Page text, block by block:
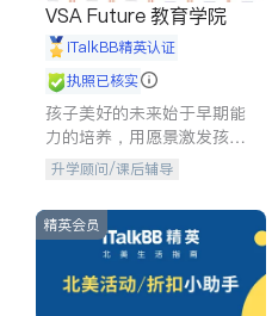
VSA Future 教育学院
iTalkBB精英认证
执照已核实
孩子美好的未来始于早期能
力的培养，用愿景激发孩子
的学习潜力和动力。理念：
拥有成长型心态是成功的基
石。
升学顾问/课后辅导
精英会员